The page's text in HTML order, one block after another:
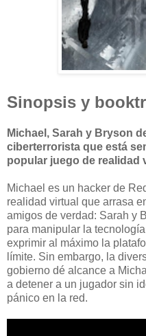
Sinopsis y
Michael, Sarah y Bryson
ciberterrorista que está
popular juego de realidad
Michael es un hacker de
realidad virtual que arrasa
amigos de verdad: Sarah y
para manipular la
exprimir al máximo la
límite. Sin embargo, la
gobierno dé alcance a
a detener a un jugador sin
pánico en la red.